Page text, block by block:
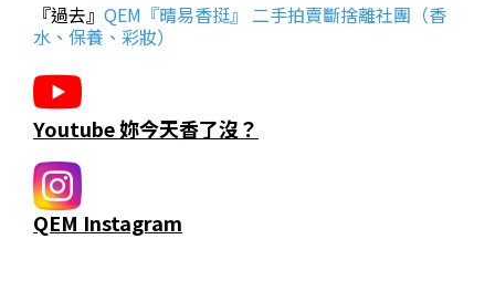
『過去』 QEM『晴易香挺』 二手拍賣斷捨離社團（香
水、保養、彩妝）
Youtube 妳今天香了沒？
QEM Instagram